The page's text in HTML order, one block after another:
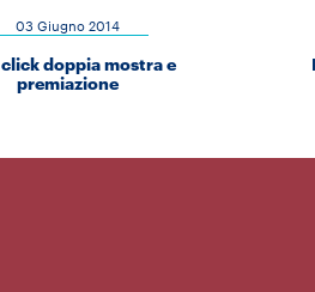
03 Giugno 2014
click doppia mostra e
premiazione